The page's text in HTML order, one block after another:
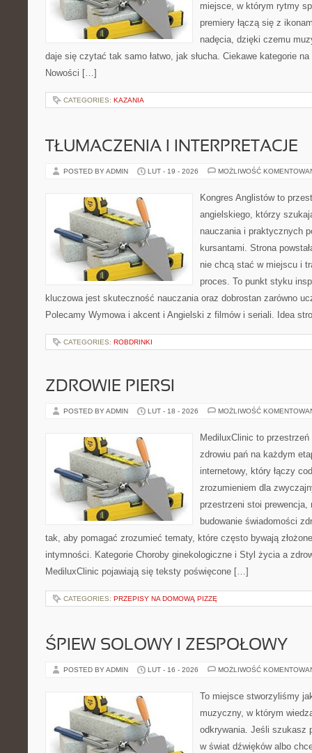
miejsce, w którym rytmy
premiery łączą się z
nadęcia, dzięki czemu
daje się czytać tak samo łatwo, jak słucha. Ciekawe kategorie
Nowości […]
CATEGORIES: KAZANIA
TŁUMACZENIA I INTERPRETACJE
POSTED BY ADMIN LUT - 19 - 2026 MOŻLIWOŚĆ
Kongres Anglistów to
angielskiego, którzy
nauczania i praktycznych
kursantami. Strona
nie chcą stać w miejscu i
proces. To punkt styku
kluczowa jest skuteczność nauczania oraz dobrostan zarówno
Polecamy Wymowa i akcent i Angielski z filmów i seriali. Idea
CATEGORIES: ROBDRINKI
ZDROWIE PIERSI
POSTED BY ADMIN LUT - 18 - 2026 MOŻLIWOŚĆ
MediluxClinic to
zdrowiu pań na każdym
internetowy, który łączy
zrozumieniem dla
przestrzeni stoi prewencja,
budowanie świadomości
tak, aby pomagać zrozumieć tematy, które często bywają
intymności. Kategorie Choroby ginekologiczne i Styl życia a
MediluxClinic pojawiają się teksty poświęcone […]
CATEGORIES: PRZEPISY NA DOMOWĄ PIZZĘ
ŚPIEW SOLOWY I ZESPOŁOWY
POSTED BY ADMIN LUT - 16 - 2026 MOŻLIWOŚĆ
To miejsce stworzyliśmy
muzyczny, w którym
odkrywania. Jeśli szukasz
w świat dźwięków albo